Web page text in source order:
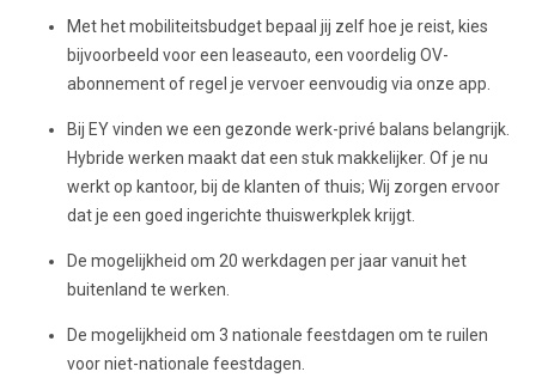
Met het mobiliteitsbudget bepaal jij zelf hoe je reist, kies
bijvoorbeeld voor een leaseauto, een voordelig OV-
abonnement of regel je vervoer eenvoudig via onze app.
Bij EY vinden we een gezonde werk-privé balans belangrijk.
Hybride werken maakt dat een stuk makkelijker. Of je nu
werkt op kantoor, bij de klanten of thuis; Wij zorgen ervoor
dat je een goed ingerichte thuiswerkplek krijgt.
De mogelijkheid om 20 werkdagen per jaar vanuit het
buitenland te werken.
De mogelijkheid om 3 nationale feestdagen om te ruilen
voor niet-nationale feestdagen.